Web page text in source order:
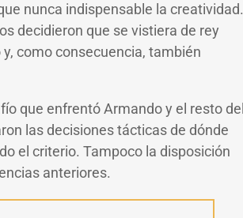
nunca indispensable la creatividad.
decidieron que se vistiera de rey
como consecuencia, también
que enfrentó Armando y el resto del
las decisiones tácticas de dónde
el criterio. Tampoco la disposición
anteriores.